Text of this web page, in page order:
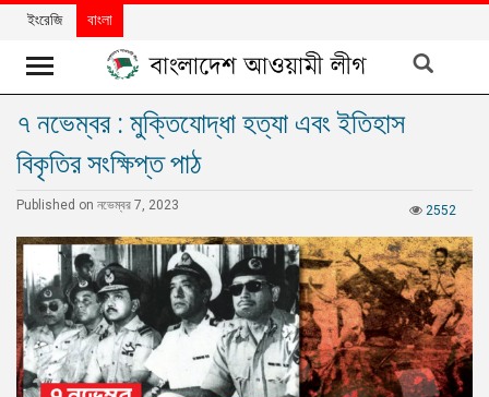
খবর
দলের
বিশেষ
নিবন্ধ
বিশেষ
প্রতিবেদন
মতামত
ইংরেজি বাংলা
৭ নভেম্বর : মুক্তিযোদ্ধা হত্যা এবং ইতিহাস
বিকৃতির সংক্ষিপ্ত পাঠ
2552
Published on নভেম্বর 7, 2023